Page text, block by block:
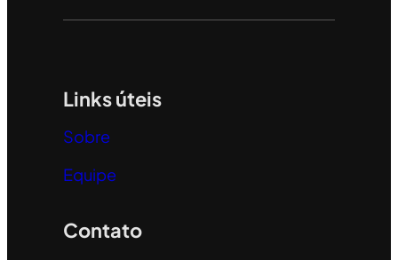
Links úteis
Sobre
Equipe
Contato